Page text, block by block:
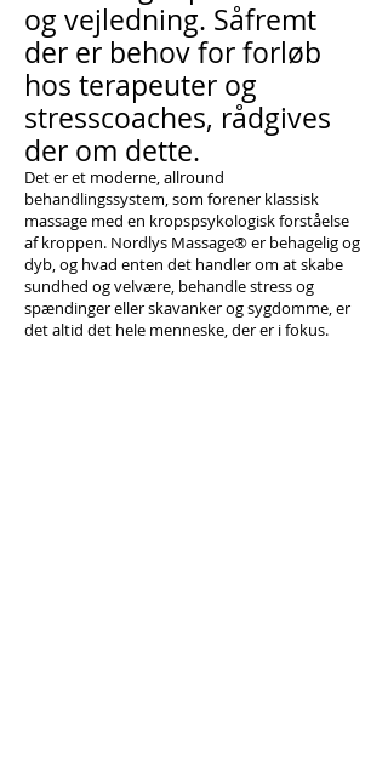
og vejledning. Såfremt
der er behov for forløb
hos terapeuter og
stresscoaches, rådgives
der om dette.
Det er et moderne, allround
behandlingssystem, som forener klassisk
massage med en kropspsykologisk forståelse
af kroppen. Nordlys Massage® er behagelig og
dyb, og hvad enten det handler om at skabe
sundhed og velvære, behandle stress og
spændinger eller skavanker og sygdomme, er
det altid det hele menneske, der er i fokus.